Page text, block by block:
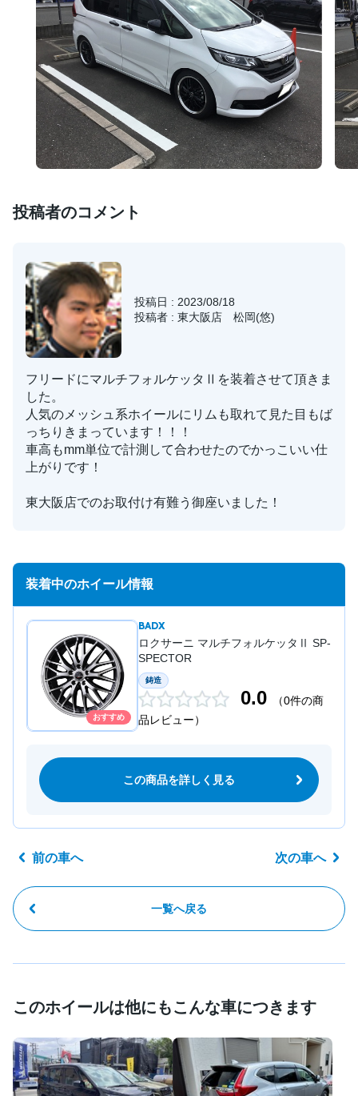
投稿者のコメント
投稿日 : 2023/08/18
投稿者 : 東大阪店 松岡(悠)
フリードにマルチフォルケッタⅡを装着させて頂きま
した。
人気のメッシュ系ホイールにリムも取れて見た目もば
っちりきまっています！！！
車高もmm単位で計測して合わせたのでかっこいい仕
上がりです！
東大阪店でのお取付け有難う御座いました！
装着中のホイール情報
おすすめ
BADX
ロクサーニ マルチフォルケッタⅡ SP-
SPECTOR
鋳造
0.0
（0件の商
品レビュー）
この商品を詳しく見る
前の車へ
一覧へ戻る
次の車へ
このホイールは他にもこんな車につきます